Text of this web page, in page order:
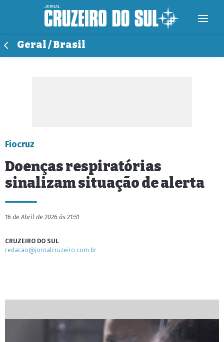
Geral / Brasil
Fiocruz
Doenças respiratórias
sinalizam situação de alerta
16 de Abril de 2026 às 21:51
CRUZEIRO DO SUL
redacao@jornalcruzeiro.com.br